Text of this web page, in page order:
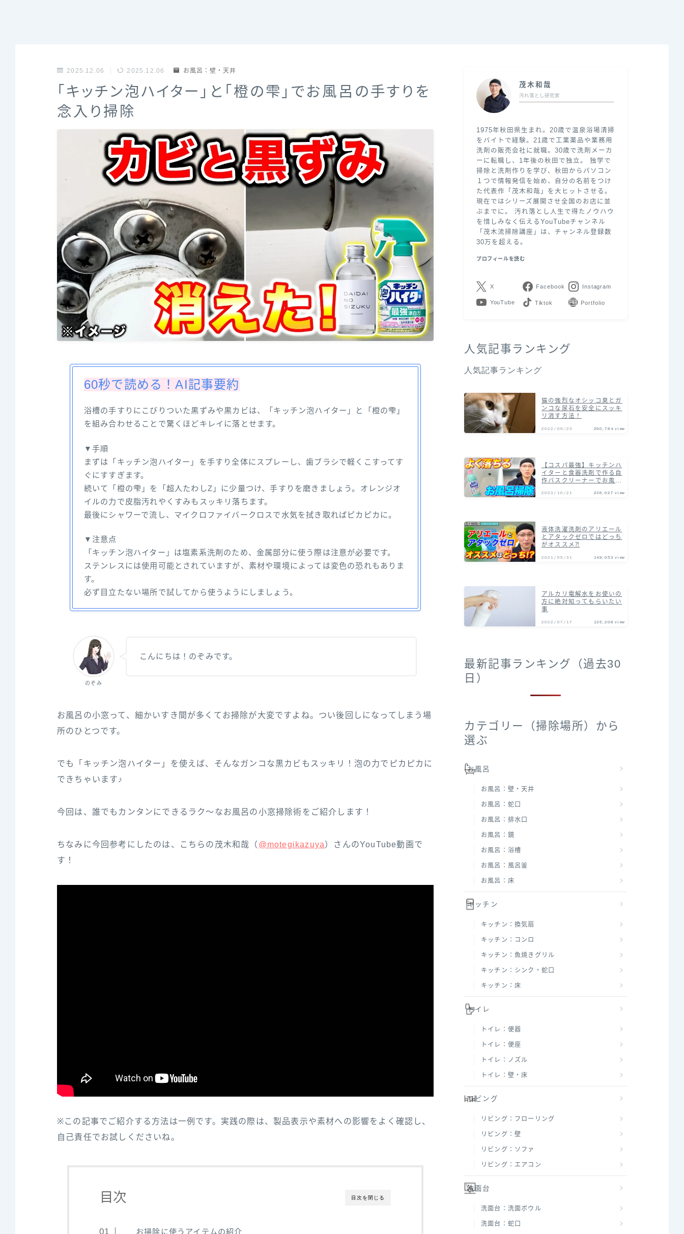
2025.12.06 2025.12.06 お風呂：壁・天井
「キッチン泡ハイター」と「橙の雫」でお風呂の手すりを
念入り掃除
60秒で読める！AI記事要約
浴槽の手すりにこびりついた黒ずみや黒カビは、「キッチン泡ハイター」と「橙の雫」
を組み合わせることで驚くほどキレイに落とせます。
▼手順
まずは「キッチン泡ハイター」を手すり全体にスプレーし、歯ブラシで軽くこすってす
ぐにすすぎます。
続いて「橙の雫」を「超人たわしZ」に少量つけ、手すりを磨きましょう。オレンジオ
イルの力で皮脂汚れやくすみもスッキリ落ちます。
最後にシャワーで流し、マイクロファイバークロスで水気を拭き取ればピカピカに。
▼注意点
「キッチン泡ハイター」は塩素系洗剤のため、金属部分に使う際は注意が必要です。
ステンレスには使用可能とされていますが、素材や環境によっては変色の恐れもありま
す。
必ず目立たない場所で試してから使うようにしましょう。
のぞみ
こんにちは！のぞみです。
お風呂の小窓って、細かいすき間が多くてお掃除が大変ですよね。つい後回しになってしまう場
所のひとつです。
でも「キッチン泡ハイター」を使えば、そんなガンコな黒カビもスッキリ！泡の力でピカピカに
できちゃいます♪
今回は、誰でもカンタンにできるラク〜なお風呂の小窓掃除術をご紹介します！
ちなみに今回参‌考‌に‌し‌た‌の‌は、‌こ‌ち‌ら‌の‌茂‌木‌和‌哉‌（‌‌ @motegikazuya‌‌）‌さ‌ん‌の‌YouTube‌動‌画‌で‌
す！
※この記事でご紹介する方法は一例です。実践の際は、製品表示や素材への影響をよく確認し、
自己責任でお試しくださいね。
目次を閉じる
目次
お掃除に使うアイテムの紹介
茂木和哉
汚れ落とし研究家
1975年秋田県生まれ。20歳で温泉浴場清掃
をバイトで経験。21歳で工業薬品や業務用
洗剤の販売会社に就職。30歳で洗剤メーカ
ーに転職し、1年後の秋田で独立。 独学で
掃除と洗剤作りを学び、秋田からパソコン
１つで情報発信を始め、自分の名前をつけ
た代表作「茂木和哉」を大ヒットさせる。
現在ではシリーズ展開させ全国のお店に並
ぶまでに。 汚れ落とし人生で得たノウハウ
を惜しみなく伝えるYouTubeチャンネル
「茂木流掃除講座」は、チャンネル登録数
30万を超える。
プロフィールを読む
X Facebook Instagram
YouTube LINE Contact
人気記事ランキング
人気記事ランキング
猫の強烈なオシッコ臭とガ
ンコな尿石を安全にスッキ
リ消す方法！
2022/09/23 290,784 view
【コスパ最強】キッチンハ
イターと食器洗剤で作る自
作バスクリーナーでお風呂
術！
2023/10/21 236,027 view
液体洗濯洗剤のアリエール
とアタックゼロではどっち
がオススメ⁈
2021/05/31 149,053 view
アルカリ電解水をお使いの
方に絶対知ってもらいたい
事
2022/07/17 135,208 view
最新記事ランキング（過去30
日）
カテゴリー（掃除場所）から
選ぶ
お風呂
お風呂：壁・天井
お風呂：蛇口
お風呂：排水口
お風呂：鏡
お風呂：浴槽
お風呂：風呂釜
お風呂：床
キッチン
キッチン：換気扇
キッチン：コンロ
キッチン：魚焼きグリル
キッチン：シンク・蛇口
キッチン：床
トイレ
トイレ：便器
トイレ：便座
トイレ：ノズル
トイレ：壁・床
リビング
リビング：フローリング
リビング：壁
リビング：ソファ
リビング：エアコン
洗面台
洗面台：洗面ボウル
洗面台：蛇口